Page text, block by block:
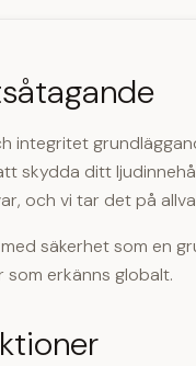
integritet
skydda ditt
och vi tar det på
säkerhet som en
erkänns globalt.